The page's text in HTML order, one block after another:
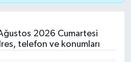
2026 Cumartesi
telefon ve konumları